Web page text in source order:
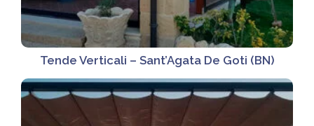
Tende Verticali – Sant’Agata De Goti (BN)